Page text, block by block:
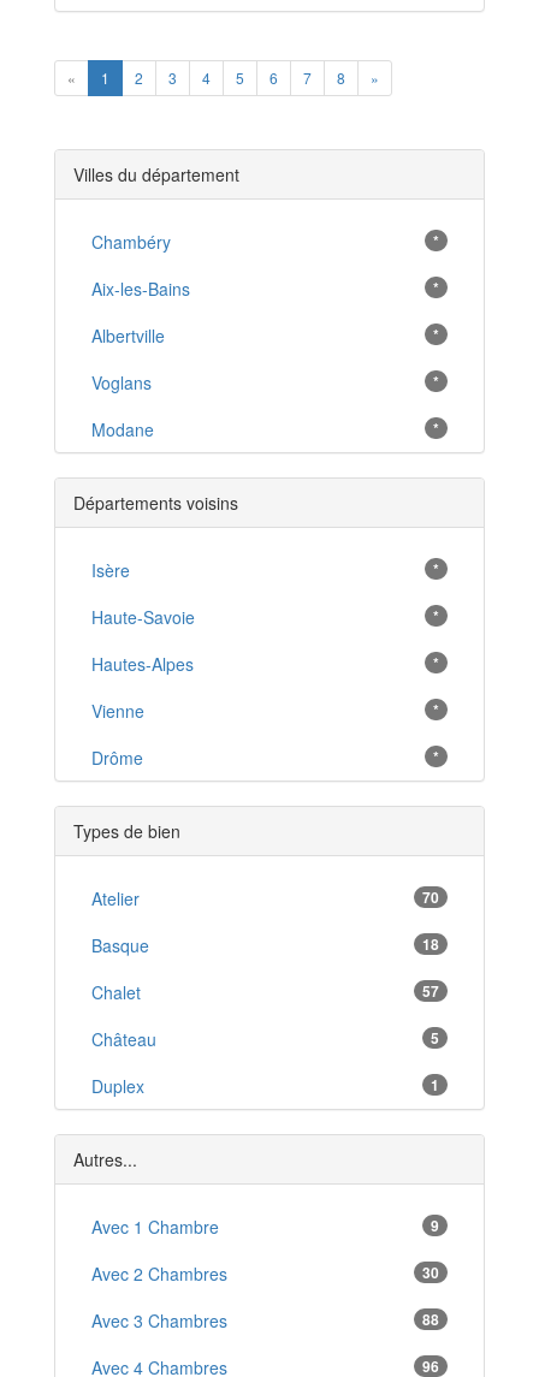
« Previous
1 2 3 4 5 6 7 8 »
Villes du département
Chambéry *
Aix-les-Bains *
Albertville *
Voglans *
Modane *
Bourg-Saint-Maurice *
Cognin *
Valloire *
Moutiers *
Gilly-sur-Isère *
Ugine *
Saint-Baldoph *
Valmeinier *
La Ravoire *
Villarodin-Bourget *
Les Avanchers-Valmorel *
Yenne *
Saint-Alban-Leysse *
Aigueblanche *
Le Bourget-du-Lac *
Départements voisins
Isère *
Haute-Savoie *
Hautes-Alpes *
Vienne *
Drôme *
Types de bien
Atelier 70
Basque 18
Chalet 57
Château 5
Duplex 1
Ferme 1
Hangar 3
Local Commercial 4
Studio 6
T1 6
T2 6
Autres...
Avec 1 Chambre 9
Avec 2 Chambres 30
Avec 3 Chambres 88
Avec 4 Chambres 96